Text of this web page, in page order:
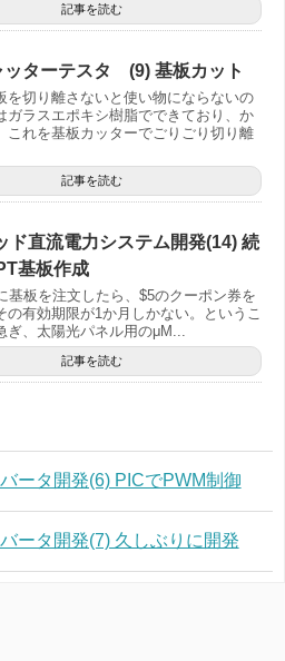
記事を読む
ッターテスタ (9) 基板カット
を切り離さないと使い物にならないの
ガラスエポキシ樹脂でできており、か
これを基板カッターでごりごり切り離
記事を読む
ド直流電力システム開発(14) 続
基板作成
基板を注文したら、$5のクーポン券を
の有効期限が1か月しかない。というこ
ぎ、太陽光パネル用のμM...
記事を読む
ータ開発(6) PICでPWM制御
ータ開発(7) 久しぶりに開発